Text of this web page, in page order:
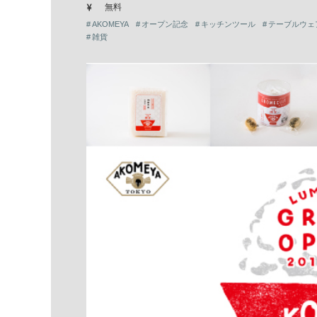
無料
AKOMEYA オープン記念 キッチンツール
テーブルウェ
雑貨